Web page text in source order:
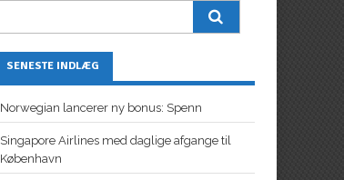
SENESTE INDLÆG
Norwegian lancerer ny bonus: Spenn
Singapore Airlines med daglige afgange til
København